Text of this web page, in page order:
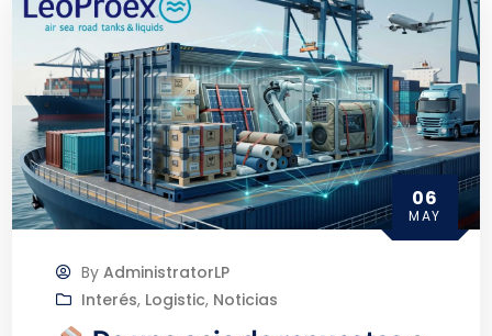
06
MAY
ByAdministratorLP
Interés, Logistic, Noticias